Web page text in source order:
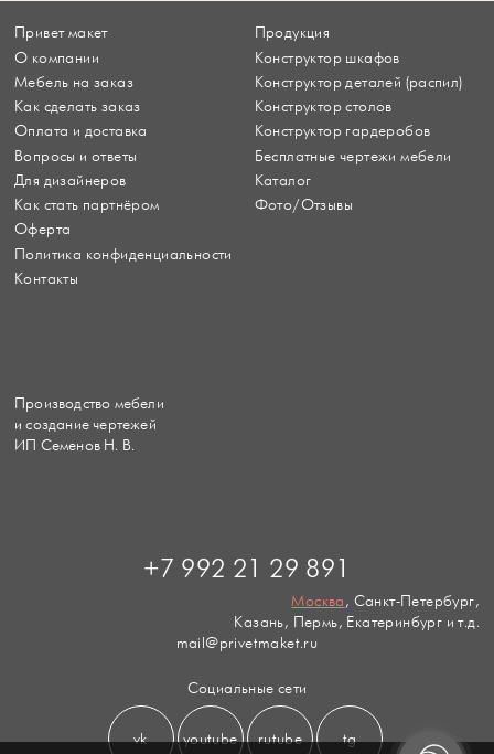
Привет макет
О компании
Мебель на заказ
Как сделать заказ
Оплата и доставка
Вопросы и ответы
Для дизайнеров
Как стать партнёром
Оферта
Политика конфиденциальности
Контакты
Продукция
Конструктор шкафов
Конструктор деталей (распил)
Конструктор столов
Конструктор гардеробов
Бесплатные чертежи мебели
Каталог
Фото/Отзывы
Производство мебели
и создание чертежей
ИП Семенов Н. В.
+7 992 21 29 891
Москва, Санкт-Петербург,
Казань, Пермь, Екатеринбург и т.д.
mail@privetmaket.ru
Социальные сети
vk youtube rutube tg